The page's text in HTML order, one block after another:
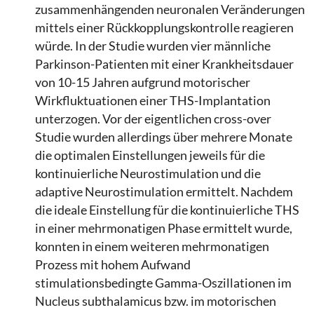
zusammenhängenden neuronalen Veränderungen
mittels einer Rückkopplungskontrolle reagieren
würde. In der Studie wurden vier männliche
Parkinson-Patienten mit einer Krankheitsdauer
von 10-15 Jahren aufgrund motorischer
Wirkfluktuationen einer THS-Implantation
unterzogen. Vor der eigentlichen cross-over
Studie wurden allerdings über mehrere Monate
die optimalen Einstellungen jeweils für die
kontinuierliche Neurostimulation und die
adaptive Neurostimulation ermittelt. Nachdem
die ideale Einstellung für die kontinuierliche THS
in einer mehrmonatigen Phase ermittelt wurde,
konnten in einem weiteren mehrmonatigen
Prozess mit hohem Aufwand
stimulationsbedingte Gamma-Oszillationen im
Nucleus subthalamicus bzw. im motorischen